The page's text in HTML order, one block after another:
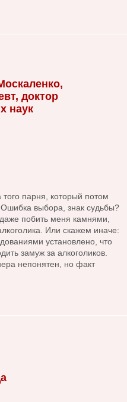
доктор
наук
парня, который потом
выбора, знак судьбы?
побить меня камнями,
Или скажем иначе:
установлено, что
замуж за алкоголиков.
непонятен, но факт